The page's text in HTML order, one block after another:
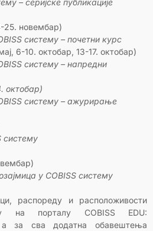
25. новембар)
систему – почетни курс
6-10. октобар, 13-17. октобар)
систему – напредни
октобар)
систему – ажурирање
систему
у COBISS систему
распореду и расположивости
на порталу COBISS EDU:
за сва додатна обавештења